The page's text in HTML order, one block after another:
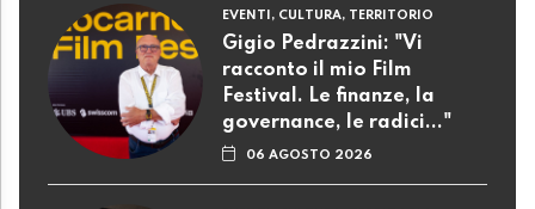
EVENTI, CULTURA, TERRITORIO
Gigio Pedrazzini: "Vi
racconto il mio Film
Festival. Le finanze, la
governance, le radici..."
06 AGOSTO 2026